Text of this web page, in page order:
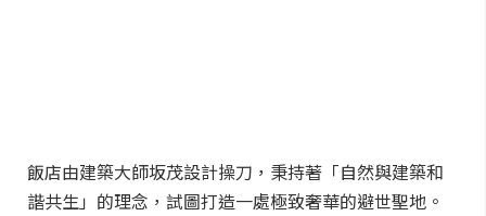
飯店由建築大師坂茂設計操刀，秉持著「自然與建築和
諧共生」的理念，試圖打造一處極致奢華的避世聖地。